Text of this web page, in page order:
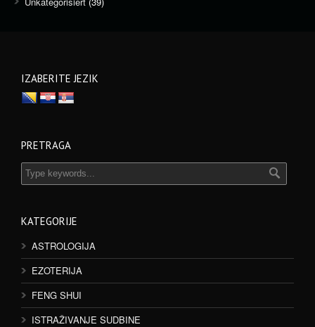
IZABERITE JEZIK
PRETRAGA
KATEGORIJE
ASTROLOGIJA
EZOTERIJA
FENG SHUI
ISTRAŽIVANJE SUDBINE